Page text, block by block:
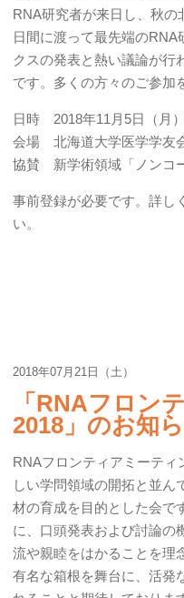
RNA研究者が来日し、秋の
日間に渡って最先端のRNA
クスの発表と熱い議論が行
です。多くの方々のご参加
日時 2018年11月5日（月
会場 北海道大学医学学友
協賛 新学術領域「ノンコ
事前登録が必要です。詳し
い。
2018年07月21日（土）
「RNAフロン
2018」のお知
RNAフロンティアミーティ
しい学問領域の開拓と並ん
材の育成を目的とした会で
に、口頭発表および討論の
流や親睦をはかることを理
有名な箱根を舞台に、活発